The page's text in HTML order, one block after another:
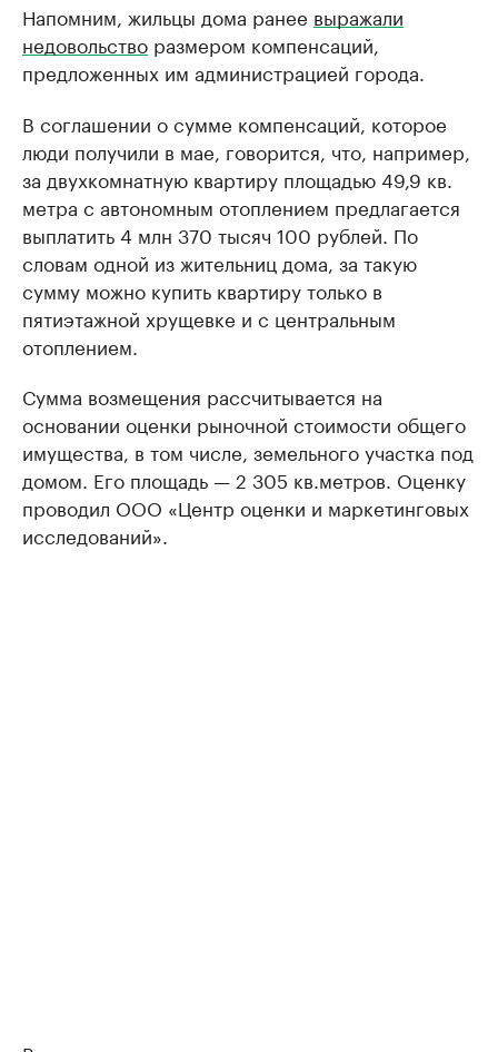
Напомним, жильцы дома ранее выражали
недовольство размером компенсаций,
предложенных им администрацией города.
В соглашении о сумме компенсаций, которое
люди получили в мае, говорится, что, например,
за двухкомнатную квартиру площадью 49,9 кв.
метра с автономным отоплением предлагается
выплатить 4 млн 370 тысяч 100 рублей. По
словам одной из жительниц дома, за такую
сумму можно купить квартиру только в
пятиэтажной хрущевке и с центральным
отоплением.
Сумма возмещения рассчитывается на
основании оценки рыночной стоимости общего
имущества, в том числе, земельного участка под
домом. Его площадь — 2 305 кв.метров. Оценку
проводил ООО «Центр оценки и маркетинговых
исследований».